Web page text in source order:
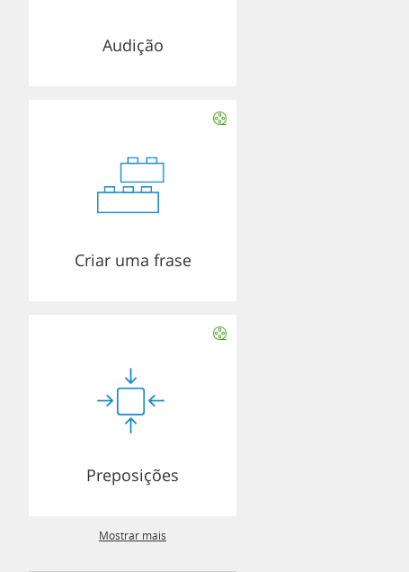
Audição
Criar uma frase
Preposições
Mostrar mais